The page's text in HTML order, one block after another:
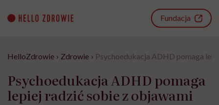
content
Fundacja
HelloZdrowie › Zdrowie › Psychoedukacja ADHD pomaga
Psychoedukacja ADHD pomaga
lepiej radzić sobie z objawami